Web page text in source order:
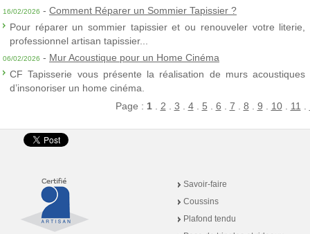
16/02/2026 - Comment Réparer un Sommier Tapissier ?
Pour réparer un sommier tapissier et ou renouveler votre
professionnel artisan tapissier...
06/02/2026 - Mur Acoustique pour un Home Cinéma
CF Tapisserie vous présente la réalisation de murs
d’insonoriser un home cinéma.
Page : 1. 2 3 4. 5 6 7 8 9 10. 11
Savoir-faire
Coussins
Plafond tendu